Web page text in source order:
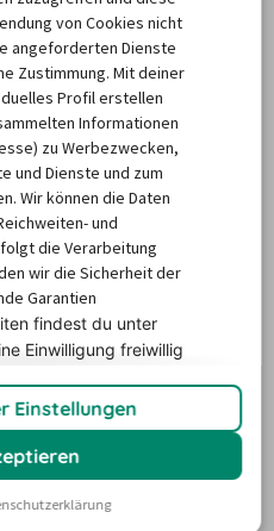
der Schilder nicht
Fachbetrieb die Aufgabe
Die
Partner
bieten unsere Partner in
auch Anbieter mit
Um einen Transporter
und Ihren Umzug zu
Ansprechpartner zur
von Cookies nicht
angeforderten Dienste
Zustimmung. Mit deiner
Profil erstellen
Informationen
zu Werbezwecken,
und Dienste und zum
Wir können die Daten
und
die Verarbeitung
wir die Sicherheit der
Garantien
findest du unter
Einwilligung freiwillig
Einstellungen